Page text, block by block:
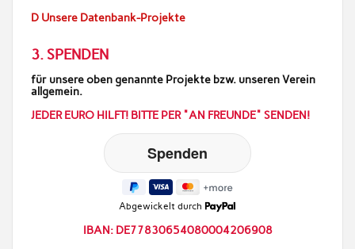
D Unsere Datenbank-Projekte
3. SPENDEN
für unsere oben genannte Projekte bzw. unseren Verein
allgemein.
JEDER EURO HILFT! BITTE PER "AN FREUNDE" SENDEN!
Abgewickelt durch
IBAN: DE77830654080004206908